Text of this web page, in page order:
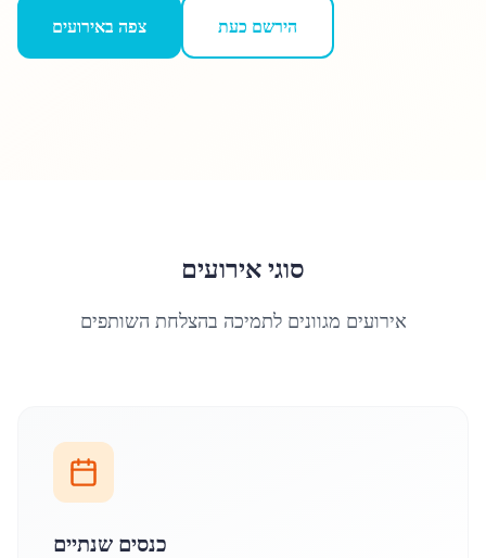
צפה באירועים הירשם כעת
סוגי אירועים
אירועים מגוונים לתמיכה בהצלחת השותפים
כנסים שנתיים